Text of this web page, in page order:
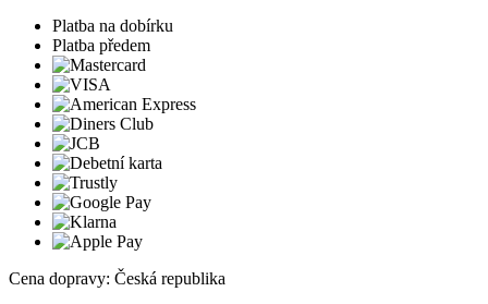
Platba na dobírku
Platba předem
Cena dopravy: Česká republika